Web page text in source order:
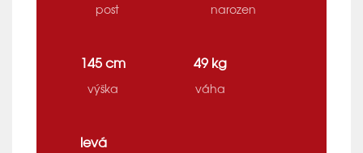
post narozen
145 cm
výška
49 kg
váha
levá